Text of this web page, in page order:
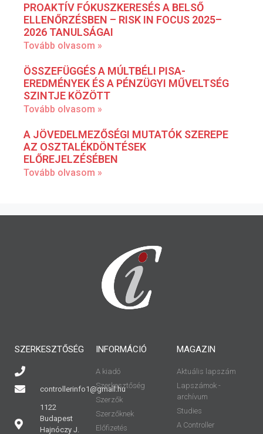
PROAKTÍV FÓKUSZKERESÉS A BELSŐ
ELLENŐRZÉSBEN – RISK IN FOCUS 2025–
2026 TANULSÁGAI
Tovább olvasom »
ÖSSZEFÜGGÉS A MÚLTBÉLI PISA-
EREDMÉNYEK ÉS A PÉNZÜGYI MŰVELTSÉG
SZINTJE KÖZÖTT
Tovább olvasom »
A JÖVEDELMEZŐSÉGI MUTATÓK SZEREPE
AZ OSZTALÉKDÖNTÉSEK
ELŐREJELZÉSÉBEN
Tovább olvasom »
SZERKESZTŐSÉG
controllerinfo1@gmail.hu
1122
Budapest
Hajnóczy J.
INFORMÁCIÓ
A kiadó
Szerkesztőség
Szerzők
Szerzőknek
Előfizetés
MAGAZIN
Aktuális lapszám
Lapszámok -
archívum
Studies
A Controller